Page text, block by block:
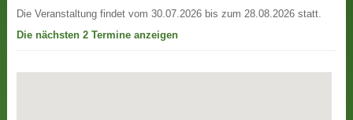
Die Veranstaltung findet vom 30.07.2026 bis zum 28.08.2026 statt.
Die nächsten 2 Termine anzeigen